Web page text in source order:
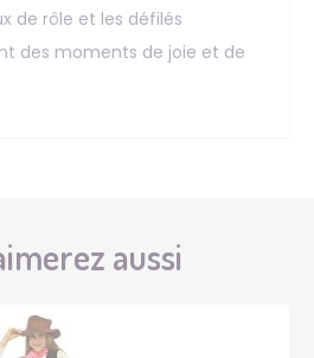
de rôle et les défilés
des moments de joie et de
aussi